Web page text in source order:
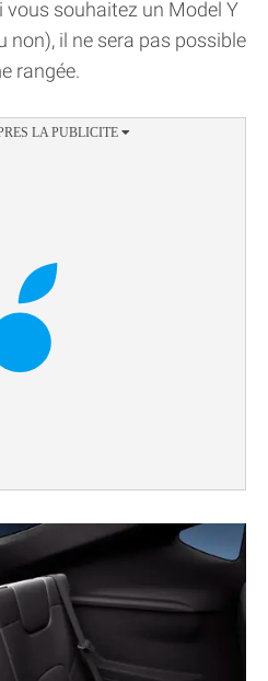
vous souhaitez un Model Y
non), il ne sera pas possible
rangée.